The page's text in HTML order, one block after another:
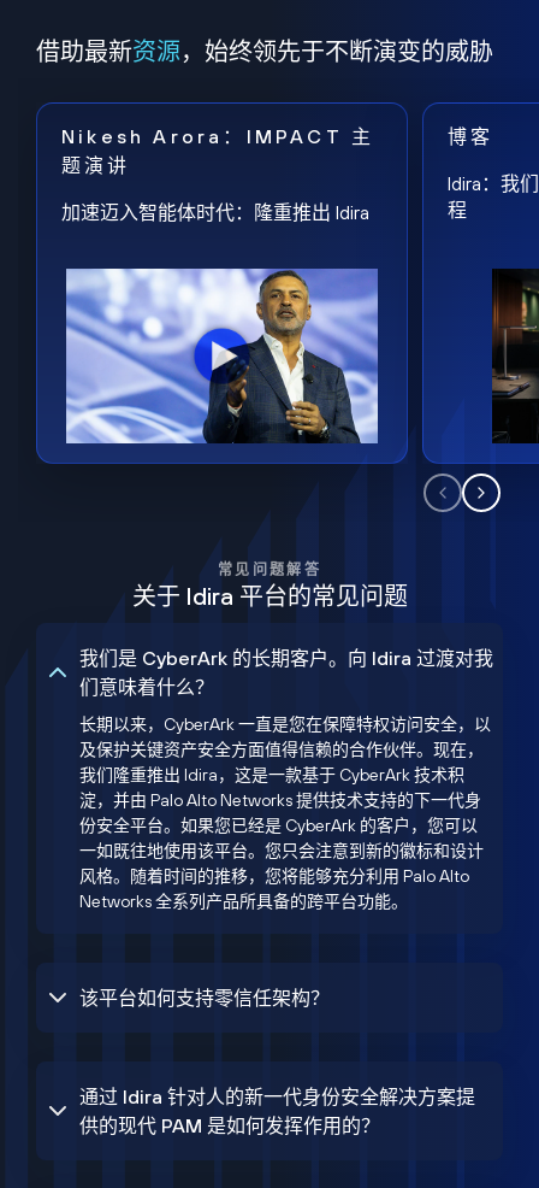
借助最新资源，始终领先于不断演变的威胁
Nikesh Arora：IMPACT 主
题演讲
加速迈入智能体时代：隆重推出 Idira
博客
Idira：我
程
常见问题解答
关于 Idira 平台的常见问题
我们是 CyberArk 的长期客户。向 Idira 过渡对我
们意味着什么？
长期以来，CyberArk 一直是您在保障特权访问安全，以
及保护关键资产安全方面值得信赖的合作伙伴。现在，
我们隆重推出 Idira，这是一款基于 CyberArk 技术积
淀，并由 Palo Alto Networks 提供技术支持的下一代身
份安全平台。如果您已经是 CyberArk 的客户，您可以
一如既往地使用该平台。您只会注意到新的徽标和设计
风格。随着时间的推移，您将能够充分利用 Palo Alto
Networks 全系列产品所具备的跨平台功能。
该平台如何支持零信任架构？
通过 Idira 针对人的新一代身份安全解决方案提
供的现代 PAM 是如何发挥作用的？